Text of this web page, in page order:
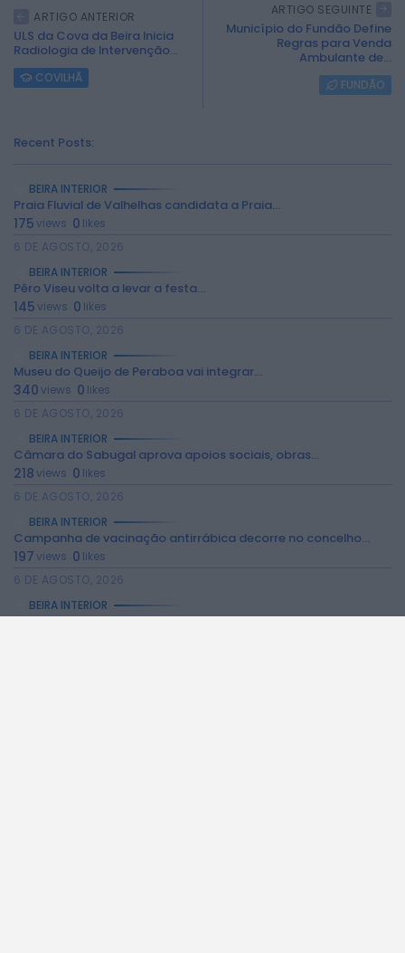
2026 Rádio Caria. Todos os direitos
ARTIGO ANTERIOR
ULS da Cova da Beira Inicia
Radiologia de Intervenção...
COVILHÃ
ARTIGO SEGUINTE
Município do Fundão Define
Regras para Venda
Ambulante de...
FUNDÃO
Recent Posts:
BEIRA INTERIOR
Praia Fluvial de Valhelhas candidata a Praia...
175views 0 likes
6 DE AGOSTO, 2026
BEIRA INTERIOR
Pêro Viseu volta a levar a festa...
145views 0 likes
6 DE AGOSTO, 2026
BEIRA INTERIOR
Museu do Queijo de Peraboa vai integrar...
340views 0 likes
6 DE AGOSTO, 2026
BEIRA INTERIOR
Câmara do Sabugal aprova apoios sociais, obras...
218views 0 likes
6 DE AGOSTO, 2026
BEIRA INTERIOR
Campanha de vacinação antirrábica decorre no concelho...
197views 0 likes
6 DE AGOSTO, 2026
BEIRA INTERIOR
Ambulância de emergência médica vai manter-se no...